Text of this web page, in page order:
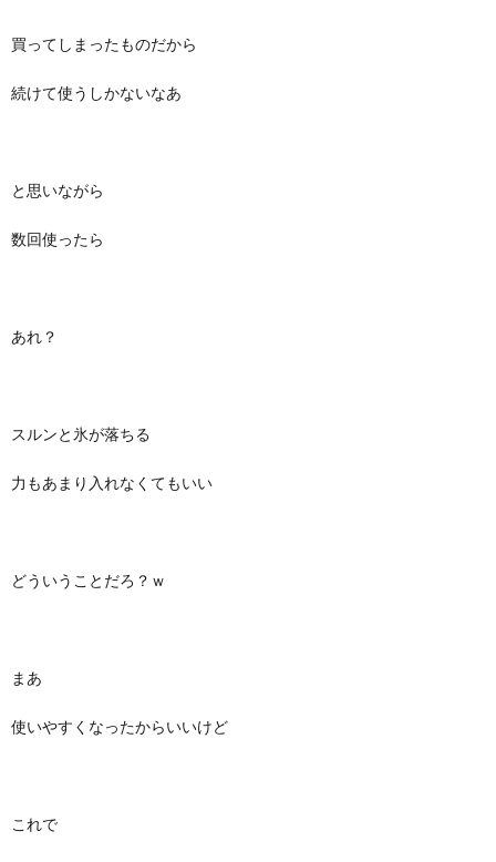
買ってしまったものだから
続けて使うしかないなあ
と思いながら
数回使ったら
あれ？
スルンと氷が落ちる
力もあまり入れなくてもいい
どういうことだろ？ｗ
まあ
使いやすくなったからいいけど
これで